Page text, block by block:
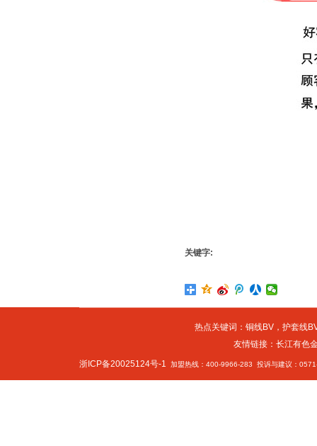
关键字:
热点关键词： 铜线BV， 护套线
友情链接： 长江有色
浙ICP备20025124号-1
加盟热线：400-9966-283 投诉与建议：